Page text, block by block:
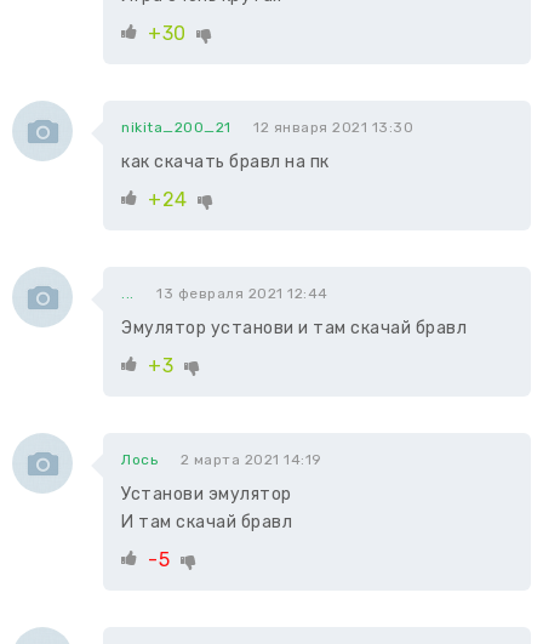
+30
nikita_200_21 12 января 2021 13:30
как скачать бравл на пк
+24
... 13 февраля 2021 12:44
Эмулятор установи и там скачай бравл
+3
Лось 2 марта 2021 14:19
Установи эмулятор
И там скачай бравл
-5